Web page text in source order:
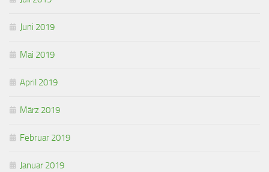
Juni 2019
Mai 2019
April 2019
März 2019
Februar 2019
Januar 2019